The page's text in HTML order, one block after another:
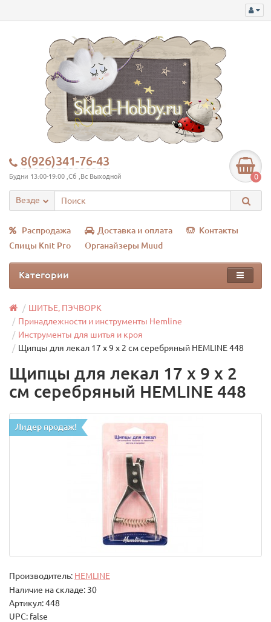
8(926)341-76-43
Будни 13:00-19:00 ,Сб ,Вс Выходной 0
Везде
Распродажа Доставка и оплата
Контакты
Спицы Knit Pro
Органайзеры Muud
Категории
ШИТЬЕ, ПЭЧВОРК
Принадлежности и инструменты Hemline
Инструменты для шитья и кроя
Щипцы для лекал 17 x 9 x 2 см серебряный HEMLINE 448
Щипцы для лекал 17 x 9 x 2
см серебряный HEMLINE 448
Лидер продаж!
Производитель: HEMLINE
Наличие на складе: 30
Артикул: 448
UPC: false